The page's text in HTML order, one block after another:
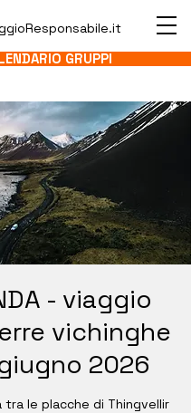
GRUPPI
- viaggio
vichinghe
2026
tra le placche di Thingvellir